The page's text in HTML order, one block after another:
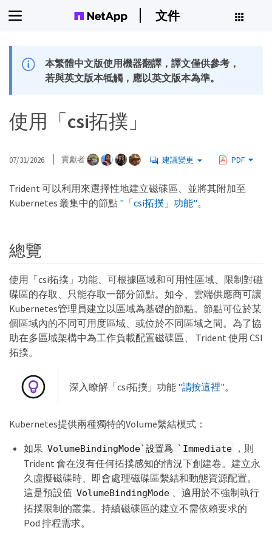
文件
本繁體中文版使用機器翻譯，譯文僅供參考，
若與英文版本牴觸，應以英文版本為準。
使用「csi拓撲」
07/31/2026 貢獻者 建議變更 PDF
Trident 可以利用來選擇性地建立磁碟區、並將其附加至
Kubernetes 叢集中的節點 "「csi拓撲」功能"。
總覽
使用「csi拓撲」功能、可根據區域和可用性區域、限制對磁
碟區的存取、只能存取一部分節點。如今、雲端供應商可讓
Kubernetes管理員建立以區域為基礎的節點。節點可位於某
個區域內的不同可用度區域、或位於不同區域之間。為了協
助在多區域架構中為工作負載配置磁碟區、 Trident 使用 CSI
拓撲。
深入瞭解「csi拓撲」功能 "請按這裡"。
Kubernetes提供兩種獨特的Volume繫結模式：
如果 VolumeBindingMode`設置爲 `Immediate
，則
Trident 會在沒有任何拓撲感知的情況下創建卷。建立永
久虛擬磁碟時、即會處理磁碟區繫結和動態資源配置。
這是預設值 VolumeBindingMode 、適用於不強制執行
拓撲限制的叢集。持續磁碟區的建立不需依賴要求的
Pod 排程需求。